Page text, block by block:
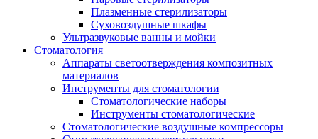
Плазменные стерилизаторы
Суховоздушные шкафы
Ультразвуковые ванны и мойки
Стоматология
Аппараты светоотверждения композитных
материалов
Инструменты для стоматологии
Стоматологические наборы
Инструменты стоматологические
Стоматологические воздушные компрессоры